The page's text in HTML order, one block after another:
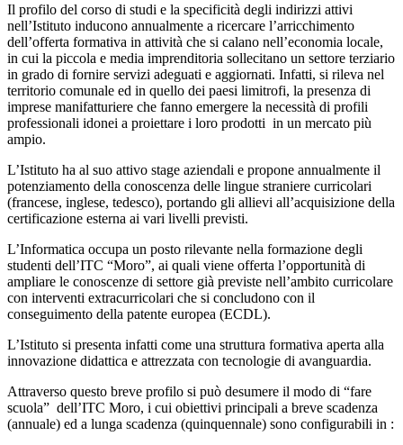
Il profilo del corso di studi e la specificità degli indirizzi attivi
nell’Istituto inducono annualmente a ricercare l’arricchimento
dell’offerta formativa in attività che si calano nell’economia locale,
in cui la piccola e media imprenditoria sollecitano un settore terziario
in grado di fornire servizi adeguati e aggiornati. Infatti, si rileva nel
territorio comunale ed in quello dei paesi limitrofi, la presenza di
imprese manifatturiere che fanno emergere la necessità di profili
professionali idonei a proiettare i loro prodotti in un mercato più
ampio.
L’Istituto ha al suo attivo stage aziendali e propone annualmente il
potenziamento della conoscenza delle lingue straniere curricolari
(francese, inglese, tedesco), portando gli allievi all’acquisizione della
certificazione esterna ai vari livelli previsti.
L’Informatica occupa un posto rilevante nella formazione degli
studenti dell’ITC “Moro”, ai quali viene offerta l’opportunità di
ampliare le conoscenze di settore già previste nell’ambito curricolare
con interventi extracurricolari che si concludono con il
conseguimento della patente europea (ECDL).
L’Istituto si presenta infatti come una struttura formativa aperta alla
innovazione didattica e attrezzata con tecnologie di avanguardia.
Attraverso questo breve profilo si può desumere il modo di “fare
scuola” dell’ITC Moro, i cui obiettivi principali a breve scadenza
(annuale) ed a lunga scadenza (quinquennale) sono configurabili in :